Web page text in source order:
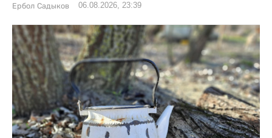
Ербол Садыков 06.08.2026, 23:39